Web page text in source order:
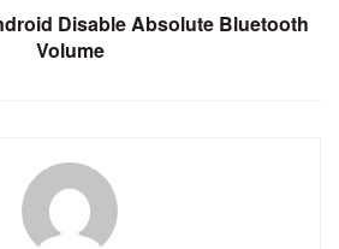
Disable Absolute Bluetooth
Volume